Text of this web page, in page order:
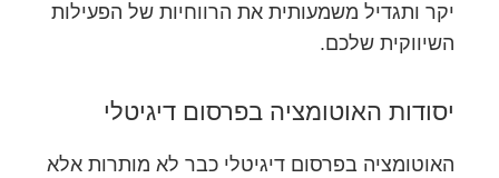
יקר ותגדיל משמעותית את הרווחיות של הפעילות
השיווקית שלכם.
יסודות האוטומציה בפרסום דיגיטלי
האוטומציה בפרסום דיגיטלי כבר לא מותרות אלא